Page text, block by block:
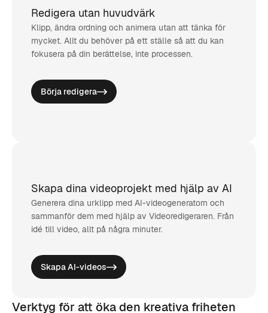
Redigera utan huvudvärk
Klipp, ändra ordning och animera utan att tänka för
mycket. Allt du behöver på ett ställe så att du kan
fokusera på din berättelse, inte processen.
Börja redigera
Skapa dina videoprojekt med hjälp av AI
Generera dina urklipp med AI-videogeneratorn och
sammanför dem med hjälp av Videoredigeraren. Från
idé till video, allt på några minuter.
Skapa AI-videos
Verktyg för att öka den kreativa friheten